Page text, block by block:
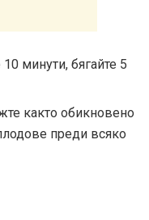
минути, бягайте 5
както обикновено
преди всяко